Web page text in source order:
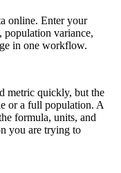
online. Enter your
population variance,
in one workflow.
metric quickly, but the
or a full population. A
formula, units, and
you are trying to